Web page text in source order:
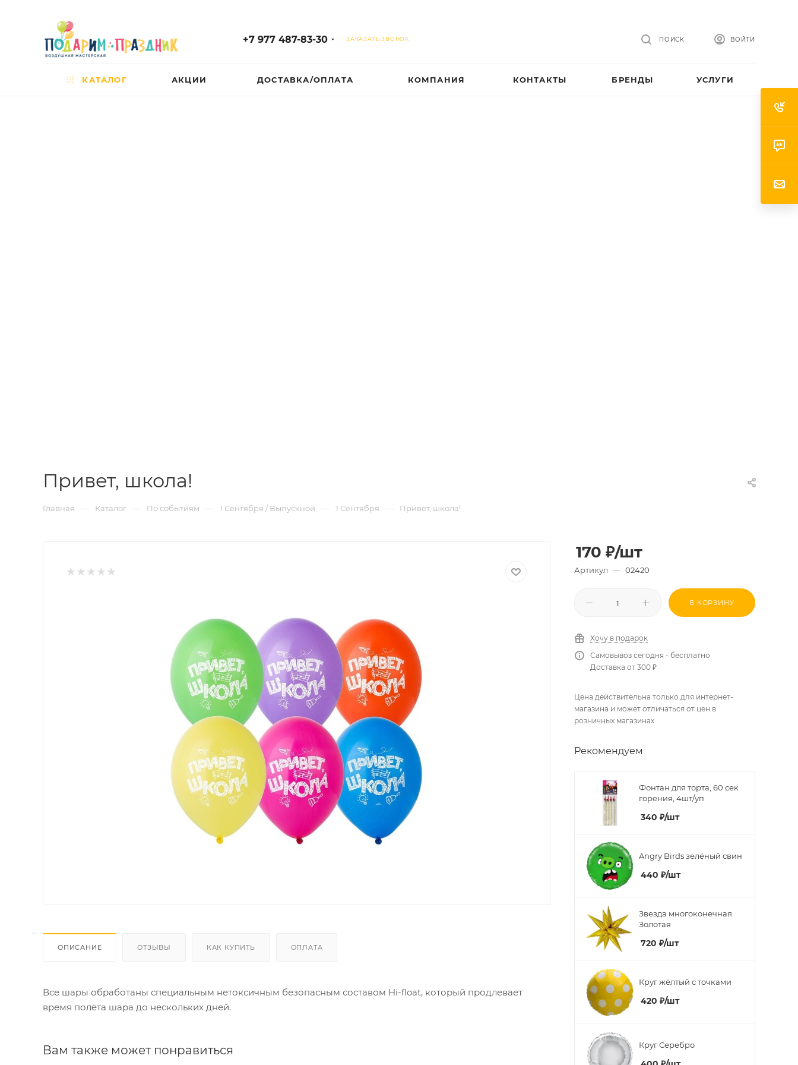
+7 977 487-83-30 ЗАКАЗАТЬ ЗВОНОК ВОЙТИ
ПОИСК
КАТАЛОГ АКЦИИ ДОСТАВКА/ОПЛАТА КОМПАНИЯ КОНТАКТЫ БРЕНДЫ УСЛУГИ
Привет, школа!
Главная — Каталог — По событиям — 1 Сентября / Выпускной — 1 Сентября — Привет, школа!
ОПИСАНИЕ ОТЗЫВЫ КАК КУПИТЬ ОПЛАТА
Все шары обработаны специальным нетоксичным безопасным составом Hi-float, который продлевает
время полёта шара до нескольких дней.
Вам также может понравиться
170 ₽/шт
Артикул — 02420
В КОРЗИНУ
Хочу в подарок
Самовывоз сегодня - бесплатно
Доставка от 300 ₽
Цена действительна только для интернет-
магазина и может отличаться от цен в
розничных магазинах
Рекомендуем
Фонтан для торта, 60 сек
горения, 4шт/уп
340 ₽/шт
Angry Birds зелёный свин
440 ₽/шт
Звезда многоконечная
Золотая
720 ₽/шт
Круг жёлтый с точками
420 ₽/шт
Круг Серебро